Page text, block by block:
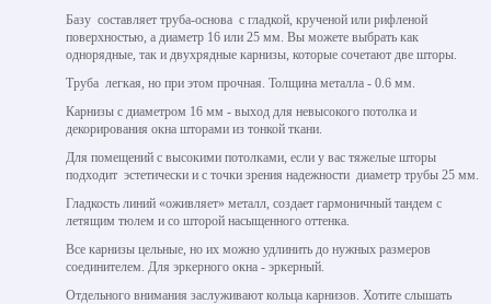
Базу составляет труба-основа с гладкой, крученой или рифленой
поверхностью, а диаметр 16 или 25 мм. Вы можете выбрать как
однорядные, так и двухрядные карнизы, которые сочетают две шторы.
Труба легкая, но при этом прочная. Толщина металла - 0.6 мм.
Карнизы с диаметром 16 мм - выход для невысокого потолка и
декорирования окна шторами из тонкой ткани.
Для помещений с высокими потолками, если у вас тяжелые шторы
подходит эстетически и с точки зрения надежности диаметр трубы 25 мм.
Гладкость линий «оживляет» металл, создает гармоничный тандем с
летящим тюлем и со шторой насыщенного оттенка.
Все карнизы цельные, но их можно удлинить до нужных размеров
соединителем. Для эркерного окна - эркерный.
Отдельного внимания заслуживают кольца карнизов. Хотите слышать